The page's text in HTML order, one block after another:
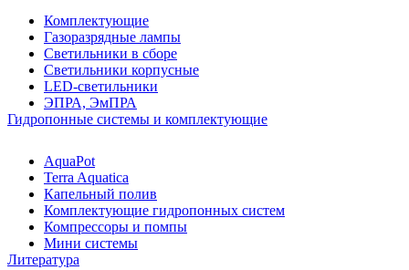
Комплектующие
Газоразрядные лампы
Светильники в сборе
Светильники корпусные
LED-светильники
ЭПРА, ЭмПРА
Гидропонные системы и комплектующие
AquaPot
Terra Aquatica
Капельный полив
Комплектующие гидропонных систем
Компрессоры и помпы
Мини системы
Литература